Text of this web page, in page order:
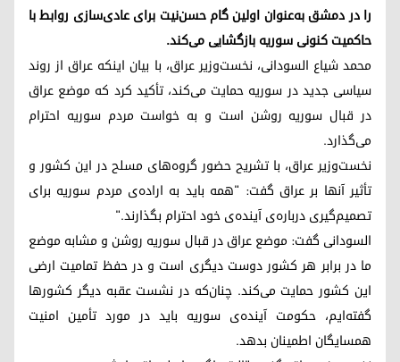
را در دمشق به‌عنوان اولین گام حسن‌نیت برای عادی‌سازی روابط با
حاکمیت کنونی سوریه بازگشایی می‌کند.
محمد شیاع السودانی، نخست‌وزیر عراق، با بیان اینکه عراق از روند
سیاسی جدید در سوریه حمایت می‌کند، تأکید کرد که موضع عراق
در قبال سوریه روشن است و به خواست مردم سوریه احترام
می‌گذارد.
نخست‌وزیر عراق، با تشریح حضور گروه‌های مسلح در این کشور و
تأثیر آنها بر عراق گفت: "همه باید به اراده‌ی مردم سوریه برای
تصمیم‌گیری درباره‌ی آینده‌ی خود احترام بگذارند."
السودانی گفت: موضع عراق در قبال سوریه روشن و مشابه موضع
ما در برابر هر کشور دوست دیگری است و در حفظ تمامیت ارضی
این کشور حمایت می‌کند. چنان‌که در نشست عقبه دیگر کشورها
گفته‌ایم، حکومت آینده‌ی سوریه باید در مورد تأمین امنیت
همسایگان اطمینان بدهد.